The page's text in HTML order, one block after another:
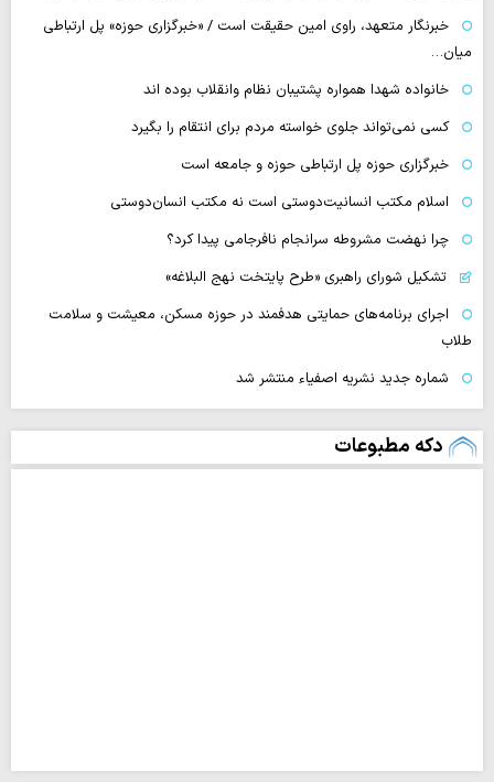
خبرنگار متعهد، راوی امین حقیقت است / «خبرگزاری حوزه» پل ارتباطی
میان…
خانواده شهدا همواره پشتیبان نظام وانقلاب بوده اند
کسی نمی‌تواند جلوی خواسته مردم برای انتقام را بگیرد
خبرگزاری حوزه پل ارتباطی حوزه و جامعه است
اسلام مکتب انسانیت‌دوستی است نه مکتب انسان‌دوستی
چرا نهضت مشروطه سرانجام نافرجامی پیدا کرد؟
تشکیل شورای راهبری «طرح پایتخت نهج البلاغه»
اجرای برنامه‌های حمایتی هدفمند در حوزه مسکن، معیشت و سلامت
طلاب
شماره جدید نشریه اصفیاء منتشر شد
دکه مطبوعات